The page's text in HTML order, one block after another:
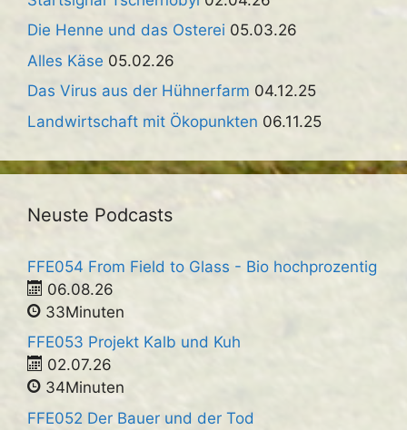
Die Henne und das Osterei 05.03.26
Alles Käse 05.02.26
Das Virus aus der Hühnerfarm 04.12.25
Landwirtschaft mit Ökopunkten 06.11.25
Neuste Podcasts
FFE054 From Field to Glass - Bio hochprozentig
06.08.26
33Minuten
FFE053 Projekt Kalb und Kuh
02.07.26
34Minuten
FFE052 Der Bauer und der Tod